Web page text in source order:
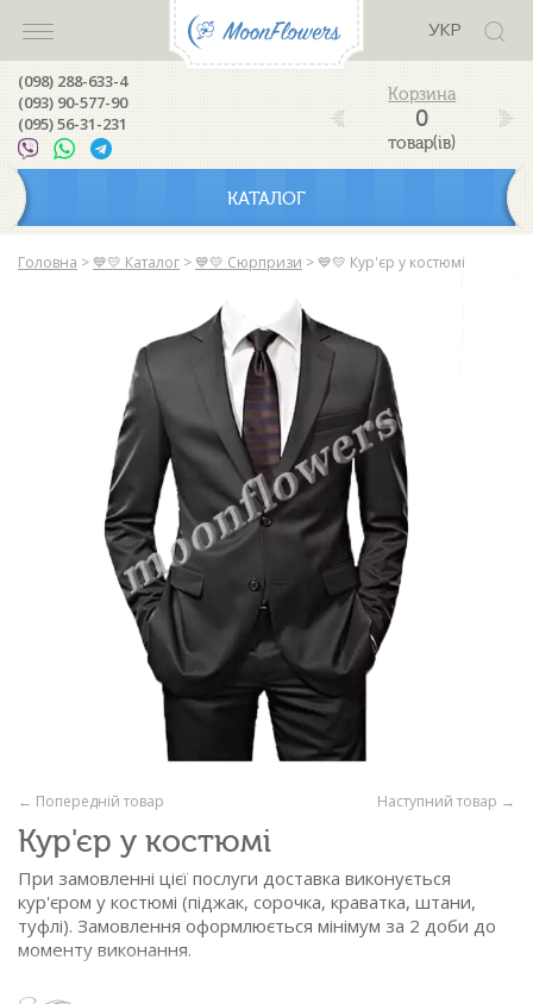
УКР
(098) 288-633-4
(093) 90-577-90
(095) 56-31-231
0
товар(ів)
КАТАЛОГ
Головна > 💙💛 Каталог > 💙💛 Сюрпризи > 💙💛 Кур'єр у костюмі
Наступний товар →
← Попередній товар
Кур'єр у костюмі
При замовленні цієї послуги доставка виконується
кур'єром у костюмі (піджак, сорочка, краватка, штани,
туфлі). Замовлення оформлюється мінімум за 2 доби до
моменту виконання.